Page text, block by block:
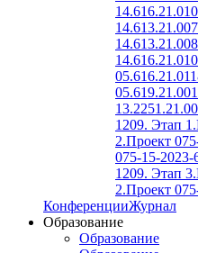
1209. Этап 1.
2.Проект
075-15-2023-
1209. Этап 3.
2.Проект
КонференцииЖурнал
Образование
Образование